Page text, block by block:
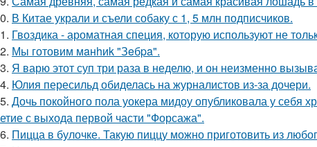
В Китае украли и съели собаку с 1, 5 млн подписчиков.
Гвоздика - ароматная специя, которую используют не
Мы готовим мaнhиk "Зeбpa".
Я варю этот суп три раза в неделю, и он неизменно
Юлия пересильд обиделась на журналистов из-за дочери.
Дочь покойного пола уокера мидоу опубликовала у себя
с выхода первой части "Форсажа".
Пицца в булочке. Такую пиццу можно приготовить из